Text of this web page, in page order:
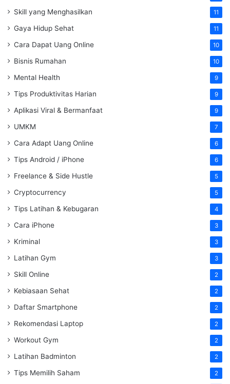
Skill yang Menghasilkan 11
Gaya Hidup Sehat 11
Cara Dapat Uang Online 10
Bisnis Rumahan 10
Mental Health 9
Tips Produktivitas Harian 9
Aplikasi Viral & Bermanfaat 9
UMKM 7
Cara Adapt Uang Online 6
Tips Android / iPhone 6
Freelance & Side Hustle 5
Cryptocurrency 5
Tips Latihan & Kebugaran 4
Cara iPhone 3
Kriminal 3
Latihan Gym 3
Skill Online 2
Kebiasaan Sehat 2
Daftar Smartphone 2
Rekomendasi Laptop 2
Workout Gym 2
Latihan Badminton 2
Tips Memilih Saham 2